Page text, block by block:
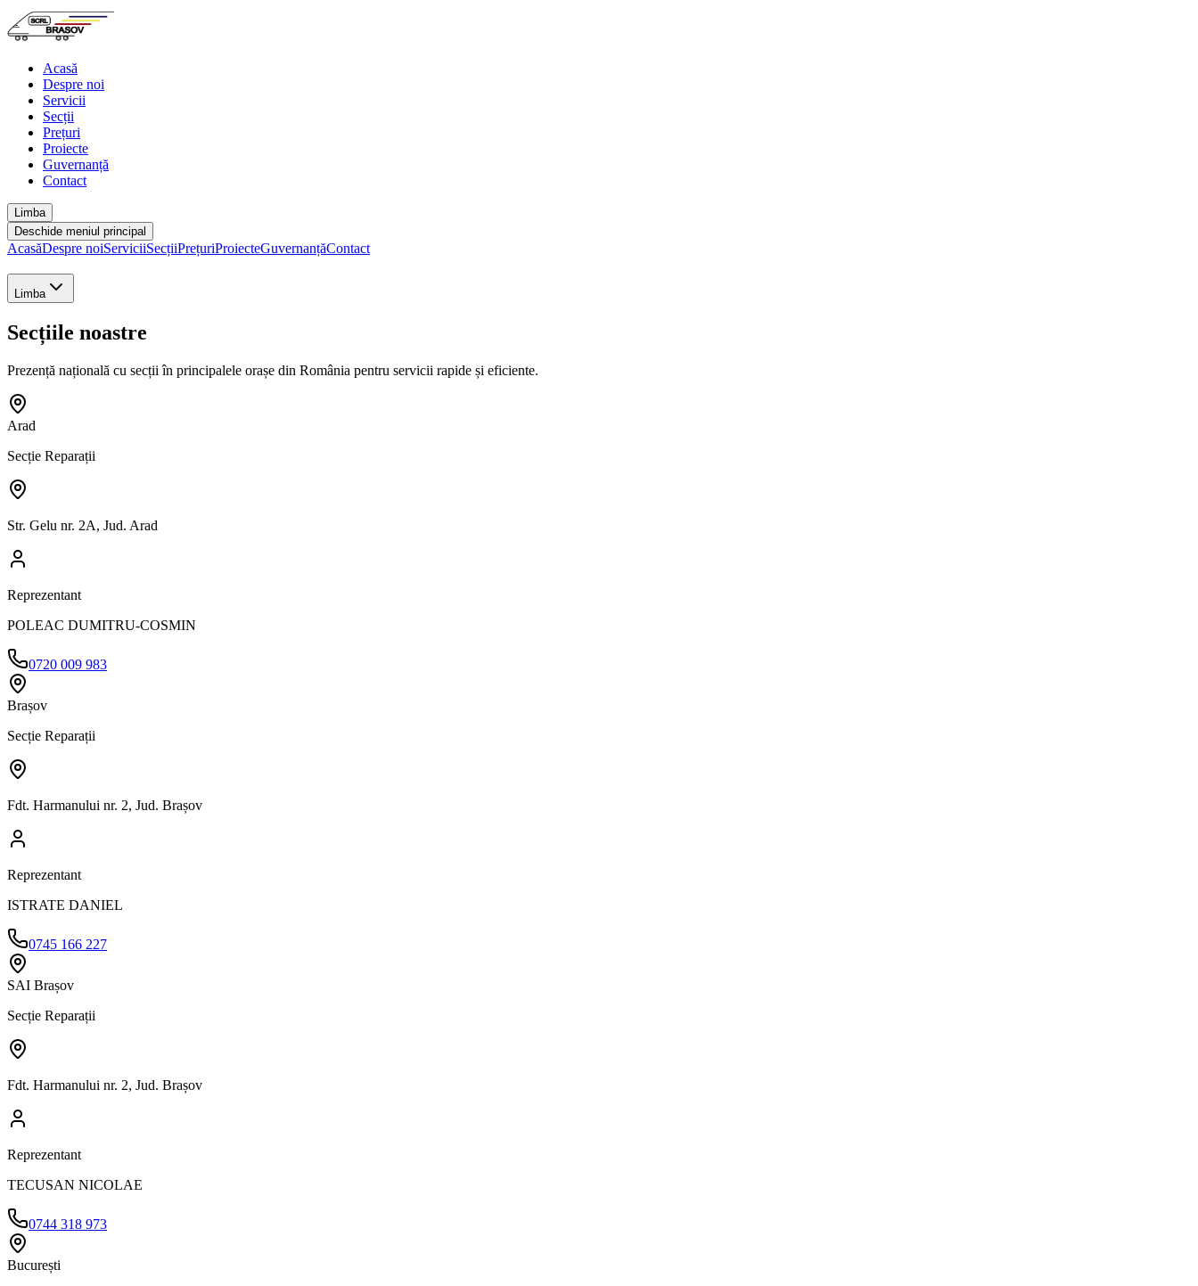
Acasă
Despre noi
Servicii
Secții
Prețuri
Proiecte
Guvernanță
Contact
Limba
Deschide meniul principal
AcasăDespre noiServiciiSecțiiPrețuriProiecteGuvernanțăContact
Limba
Secțiile noastre
Prezență națională cu secții în principalele orașe din România pentru servicii rapide și eficiente.
Arad
Secție Reparații
Str. Gelu nr. 2A, Jud. Arad
Reprezentant
POLEAC DUMITRU-COSMIN
0720 009 983
Brașov
Secție Reparații
Fdt. Harmanului nr. 2, Jud. Brașov
Reprezentant
ISTRATE DANIEL
0745 166 227
SAI Brașov
Secție Reparații
Fdt. Harmanului nr. 2, Jud. Brașov
Reprezentant
TECUSAN NICOLAE
0744 318 973
București